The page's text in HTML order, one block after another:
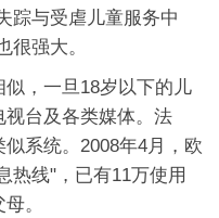
踪与受虐儿童服务中
很强大。
，一旦18岁以下的儿
台及各类媒体。法
系统。2008年4月，欧
热线"，已有11万使用
。